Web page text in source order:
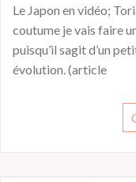
Le Japon en vidéo;
coutume je vais faire
puisqu’il sagit d’un
évolution. (article